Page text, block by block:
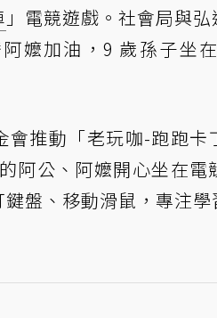
」電競遊戲。社會局與
嬤加油，9 歲孫子坐
會推動「老玩咖-跑跑
阿公、阿嬤開心坐在
盤、移動滑鼠，專注